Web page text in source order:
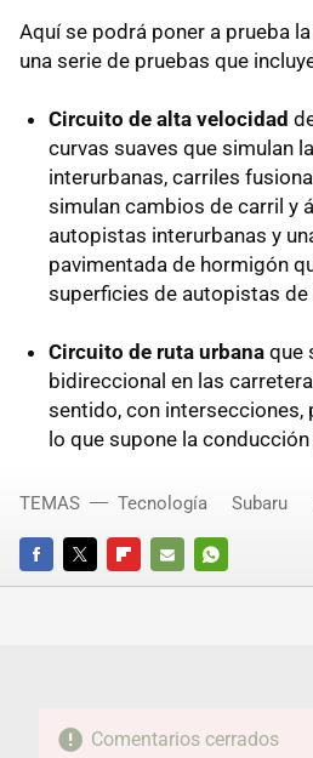
Aquí se podrá poner a prueba
una serie de pruebas que
Circuito de alta velocidad
curvas suaves que simulan
interurbanas, carriles
simulan cambios de carril y
autopistas interurbanas y
pavimentada de hormigón
superficies de autopistas
Circuito de ruta urbana que
bidireccional en las
sentido, con intersecciones,
lo que supone la
FACEBOOKTWITTERFLIPBOARD
E-
WHATSAPP
TEMAS Tecnología Subaru
Comentarios cerrados